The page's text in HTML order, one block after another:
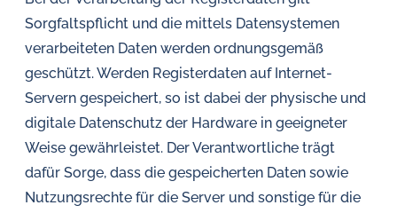
Sorgfaltspflicht und die mittels Datensystemen
verarbeiteten Daten werden ordnungsgemäß
geschützt. Werden Registerdaten auf Internet-
Servern gespeichert, so ist dabei der physische und
digitale Datenschutz der Hardware in geeigneter
Weise gewährleistet. Der Verantwortliche trägt
dafür Sorge, dass die gespeicherten Daten sowie
Nutzungsrechte für die Server und sonstige für die